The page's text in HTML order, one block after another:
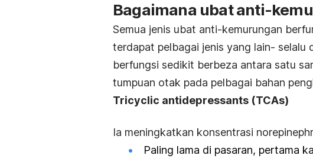
Bagaimana ubat anti-
Semua jenis ubat anti-kemurungan
terdapat pelbagai jenis yang lain- selalu
berfungsi sedikit berbeza antara satu
tumpuan otak pada pelbagai bahan
Tricyclic antidepressants (TCAs)
Ia meningkatkan konsentrasi
Paling lama di pasaran, pertama